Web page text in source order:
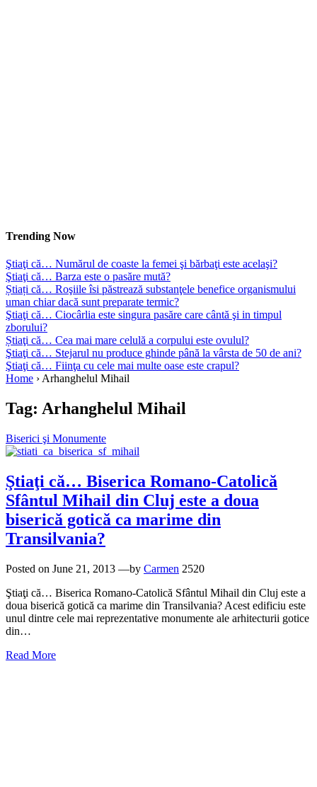
Trending Now
Ştiaţi că… Numărul de coaste la femei şi bărbaţi este acelaşi?
Ştiaţi că… Barza este o pasăre mută?
Știați că… Roşiile îsi păstrează substanţele benefice organismului
uman chiar dacă sunt preparate termic?
Ştiaţi că… Ciocârlia este singura pasăre care cântă şi in timpul
zborului?
Știaţi că… Cea mai mare celulă a corpului este ovulul?
Ştiaţi că… Stejarul nu produce ghinde până la vârsta de 50 de ani?
Ştiaţi că… Fiinţa cu cele mai multe oase este crapul?
Home ›Arhanghelul Mihail
Tag: Arhanghelul Mihail
Biserici şi Monumente
Ştiaţi că… Biserica Romano-Catolică
Sfântul Mihail din Cluj este a doua
biserică gotică ca marime din
Transilvania?
Posted on June 21, 2013 —by Carmen 2520
Ştiaţi că… Biserica Romano-Catolică Sfântul Mihail din Cluj este a
doua biserică gotică ca marime din Transilvania? Acest edificiu este
unul dintre cele mai reprezentative monumente ale arhitecturii gotice
din…
Read More